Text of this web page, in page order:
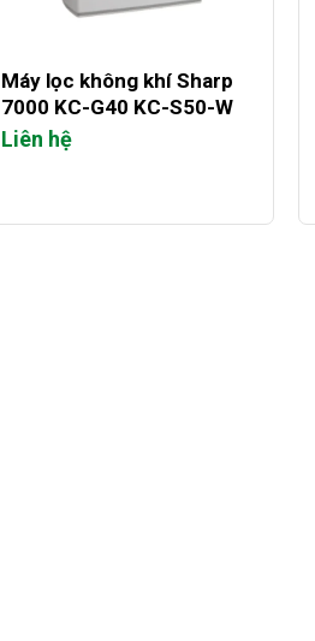
Máy lọc không khí Sharp
7000 KC-G40 KC-S50-W
Liên hệ